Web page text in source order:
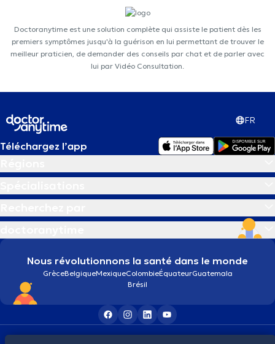
Doctoranytime est une solution complète qui assiste le patient dès les
premiers symptômes jusqu'à la guérison en lui permettant de trouver le
meilleur praticien, de demander des conseils par chat et de parler avec
lui par Vidéo Consultation.
FR
Téléchargez l’app
Nous révolutionnons la santé dans le monde
GrèceBelgiqueMexiqueColombieÉquateurGuatemala
Brésil
Conditions généralesCookiesPolitique de confidentialité